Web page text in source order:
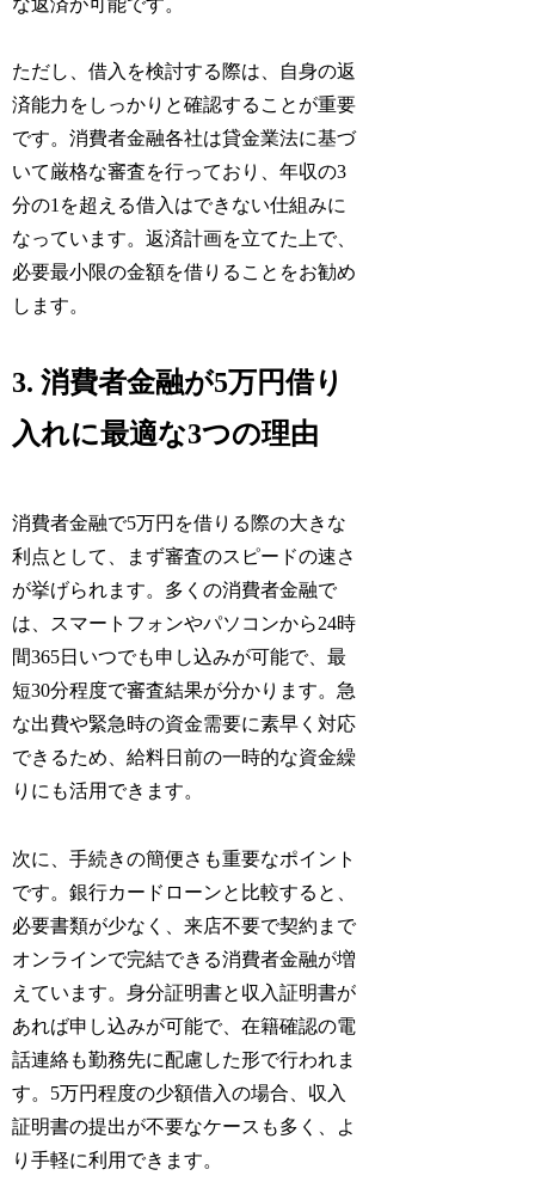
ただし、借入を検討する際は、自身の返
済能力をしっかりと確認することが重要
です。消費者金融各社は貸金業法に基づ
いて厳格な審査を行っており、年収の3
分の1を超える借入はできない仕組みに
なっています。返済計画を立てた上で、
必要最小限の金額を借りることをお勧め
します。
3. 消費者金融が5万円借り
入れに最適な3つの理由
消費者金融で5万円を借りる際の大きな
利点として、まず審査のスピードの速さ
が挙げられます。多くの消費者金融で
は、スマートフォンやパソコンから24時
間365日いつでも申し込みが可能で、最
短30分程度で審査結果が分かります。急
な出費や緊急時の資金需要に素早く対応
できるため、給料日前の一時的な資金繰
りにも活用できます。
次に、手続きの簡便さも重要なポイント
です。銀行カードローンと比較すると、
必要書類が少なく、来店不要で契約まで
オンラインで完結できる消費者金融が増
えています。身分証明書と収入証明書が
あれば申し込みが可能で、在籍確認の電
話連絡も勤務先に配慮した形で行われま
す。5万円程度の少額借入の場合、収入
証明書の提出が不要なケースも多く、よ
り手軽に利用できます。